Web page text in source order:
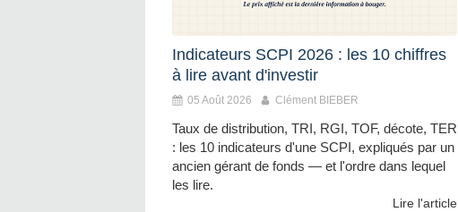
Indicateurs SCPI 2026 : les 10 chiffres
à lire avant d'investir
05 Août 2026 Clément BIEBER
Taux de distribution, TRI, RGI, TOF, décote, TER
: les 10 indicateurs d'une SCPI, expliqués par un
ancien gérant de fonds — et l'ordre dans lequel
les lire.
Lire l'article